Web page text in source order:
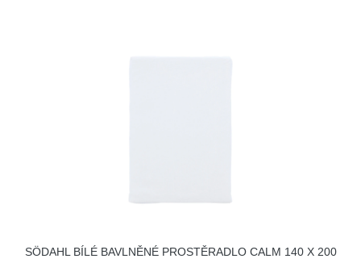
SÖDAHL BÍLÉ BAVLNĚNÉ PROSTĚRADLO CALM 140 X 200